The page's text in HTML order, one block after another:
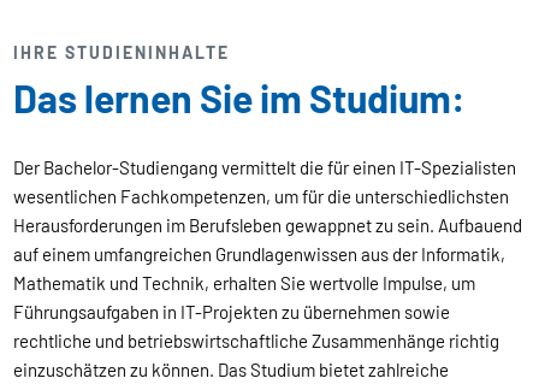
IHRE STUDIENINHALTE
Das lernen Sie im Studium:
Der Bachelor-Studiengang vermittelt die für einen IT-Spezialisten
wesentlichen Fachkompetenzen, um für die unterschiedlichsten
Herausforderungen im Berufsleben gewappnet zu sein. Aufbauend
auf einem umfangreichen Grundlagenwissen aus der Informatik,
Mathematik und Technik, erhalten Sie wertvolle Impulse, um
Führungsaufgaben in IT-Projekten zu übernehmen sowie
rechtliche und betriebswirtschaftliche Zusammenhänge richtig
einzuschätzen zu können. Das Studium bietet zahlreiche